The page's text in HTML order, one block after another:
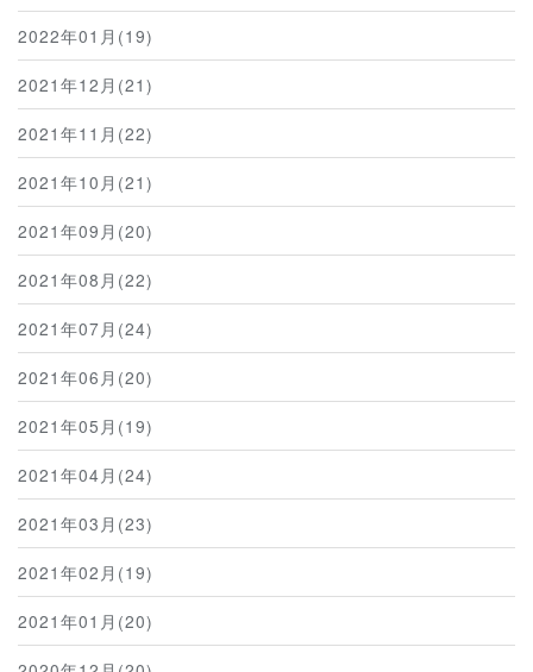
2022年01月(19)
2021年12月(21)
2021年11月(22)
2021年10月(21)
2021年09月(20)
2021年08月(22)
2021年07月(24)
2021年06月(20)
2021年05月(19)
2021年04月(24)
2021年03月(23)
2021年02月(19)
2021年01月(20)